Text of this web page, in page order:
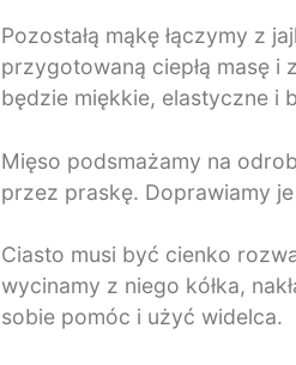
Pozostałą mąkę łączymy z
przygotowaną ciepłą masę
będzie miękkie, elastyczne i
Mięso podsmażamy na
przez praskę. Doprawiamy
Ciasto musi być cienko
wycinamy z niego kółka,
sobie pomóc i użyć widelca.